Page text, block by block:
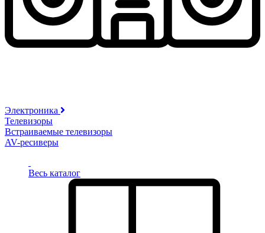
Электроника
Телевизоры
Встраиваемые телевизоры
AV-ресиверы
Весь каталог